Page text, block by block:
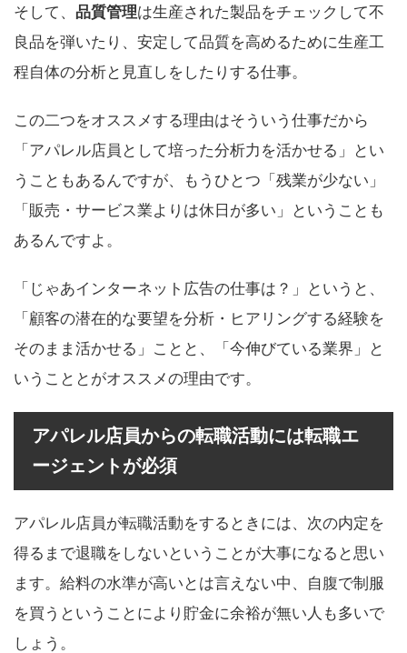
そして、 品質管理は生産された製品をチェックして不
良品を弾いたり、安定して品質を高めるために生産工
程自体の分析と見直しをしたりする仕事。
この二つをオススメする理由はそういう仕事だから
「アパレル店員として培った分析力を活かせる」とい
うこともあるんですが、もうひとつ「残業が少ない」
「販売・サービス業よりは休日が多い」ということも
あるんですよ。
「じゃあインターネット広告の仕事は？」
というと、
「顧客の潜在的な要望を分析・ヒアリングする経験を
そのまま活かせる」ことと、「今伸びている業界」と
いうこととがオススメの理由です。
アパレル店員からの転職活動には転職エ
ージェントが必須
アパレル店員が転職活動をするときには、次の内定を
得るまで退職をしないということが大事になると思い
ます。給料の水準が高いとは言えない中、自腹で制服
を買うということにより貯金に余裕が無い人も多いで
しょう。